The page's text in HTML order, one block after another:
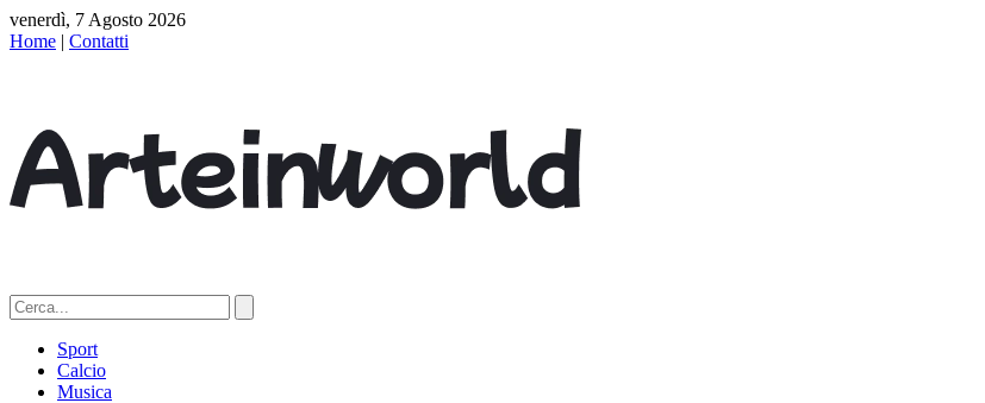
venerdì, 7 Agosto 2026
Home | Contatti
Sport
Calcio
Musica